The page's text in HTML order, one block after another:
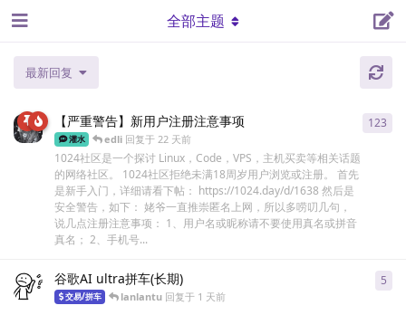
全部主题
最新回复
【严重警告】新用户注册注意事项
灌水 edli 回复于22 天前
1024社区是一个探讨 Linux，Code，VPS，主机买卖等相关话题
的网络社区。 1024社区拒绝未满18周岁用户浏览或注册。 首先
是新手入门，详细请看下帖： https://1024.day/d/1638 然后是
安全警告，如下： 姥爷一直推崇匿名上网，所以多唠叨几句，
说几点注册注意事项： 1、用户名或昵称请不要使用真名或拼音
真名； 2、手机号...
123
谷歌AI ultra拼车(长期)
交易/拼车 lanlantu 回复于 1 天前
5